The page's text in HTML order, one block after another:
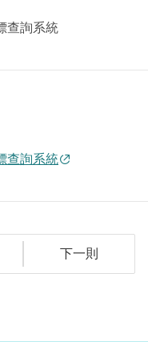
查詢系統
查詢系統
下一則